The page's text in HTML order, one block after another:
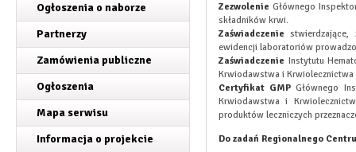
Ogłoszenia o naborze
Partnerzy
Zamówienia publiczne
Ogłoszenia
Mapa serwisu
Informacja o projekcie
Zezwolenie Głównego
składników krwi.
Zaświadczenie
ewidencji laboratoriów
Zaświadczenie Instytutu
Krwiodawstwa i
Certyfikat GMP Głównego
Krwiodawstwa i
produktów leczniczych
Do zadań Regionalnego